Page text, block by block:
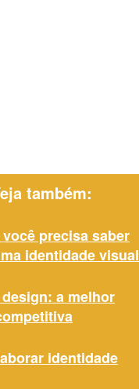
também:
precisa saber
identidade visual
a melhor
identidade